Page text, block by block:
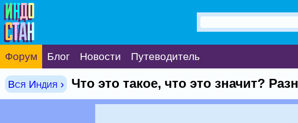
Форум Блог Новости Путеводитель
Вся Индия › Что это такое, что это значит?